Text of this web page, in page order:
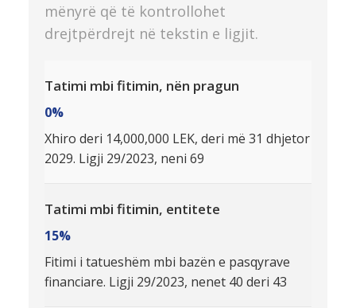
mënyrë që të kontrollohet
drejtpërdrejt në tekstin e ligjit.
Tatimi mbi fitimin, nën pragun
0%
Xhiro deri 14,000,000 LEK, deri më 31 dhjetor
2029. Ligji 29/2023, neni 69
Tatimi mbi fitimin, entitete
15%
Fitimi i tatueshëm mbi bazën e pasqyrave
financiare. Ligji 29/2023, nenet 40 deri 43